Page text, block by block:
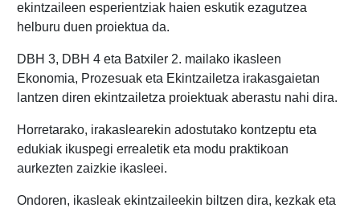
ekintzaileen esperientziak haien eskutik ezagutzea
helburu duen proiektua da.
DBH 3, DBH 4 eta Batxiler 2. mailako ikasleen
Ekonomia, Prozesuak eta Ekintzailetza irakasgaietan
lantzen diren ekintzailetza proiektuak aberastu nahi dira.
Horretarako, irakaslearekin adostutako kontzeptu eta
edukiak ikuspegi errealetik eta modu praktikoan
aurkezten zaizkie ikasleei.
Ondoren, ikasleak ekintzaileekin biltzen dira, kezkak eta